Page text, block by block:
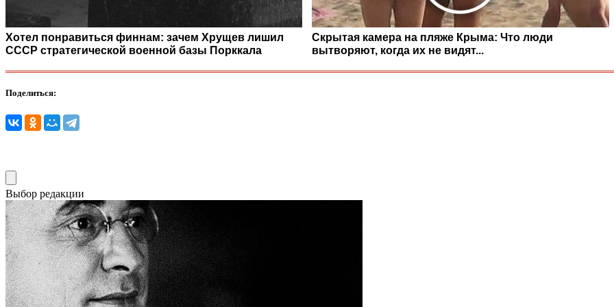
Хотел понравиться финнам: зачем Хрущев лишил
СССР стратегической военной базы Порккала
Скрытая камера на пляже Крыма: Что люди
вытворяют, когда их не видят...
Поделиться:
Выбор редакции